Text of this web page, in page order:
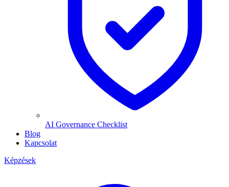
AI Governance Checklist
Blog
Kapcsolat
Képzések